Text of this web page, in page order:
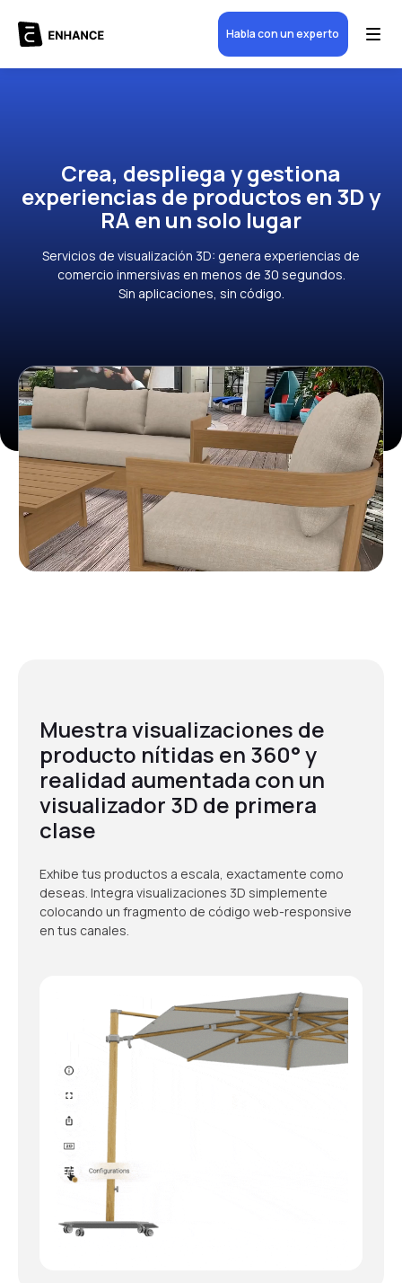
Habla con un experto
Crea, despliega y gestiona
experiencias de productos en 3D y
RA en un solo lugar
Servicios de visualización 3D: genera experiencias de
comercio inmersivas en menos de 30 segundos.
Sin aplicaciones, sin código.
Muestra visualizaciones de
producto nítidas en 360° y
realidad aumentada con un
visualizador 3D de primera
clase
Exhibe tus productos a escala, exactamente como
deseas. Integra visualizaciones 3D simplemente
colocando un fragmento de código web-responsive
en tus canales.